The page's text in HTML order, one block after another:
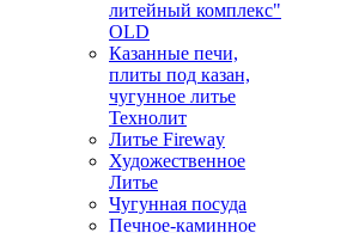
литейный комплекс"
OLD
Казанные печи,
плиты под казан,
чугунное литье
Технолит
Литье Fireway
Художественное
Литье
Чугунная посуда
Печное-каминное